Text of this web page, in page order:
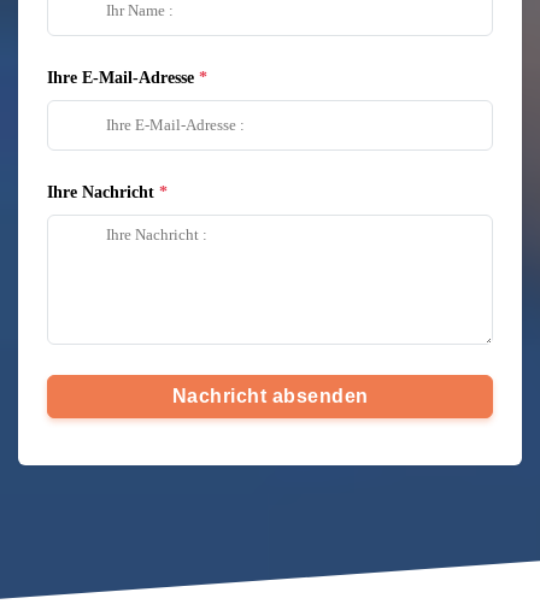
Ihre E-Mail-Adresse
Ihre Nachricht
Nachricht absenden